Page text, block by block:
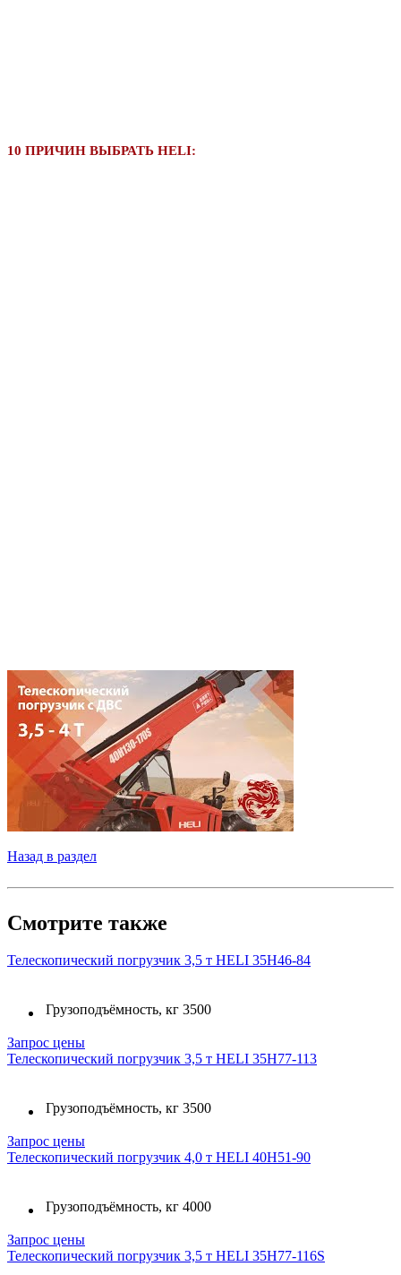
10 ПРИЧИН ВЫБРАТЬ HELI:
Назад в раздел
Смотрите также
Телескопический погрузчик 3,5 т HELI 35H46-84
Грузоподъёмность, кг 3500
Запрос цены
Телескопический погрузчик 3,5 т HELI 35H77-113
Грузоподъёмность, кг 3500
Запрос цены
Телескопический погрузчик 4,0 т HELI 40H51-90
Грузоподъёмность, кг 4000
Запрос цены
Телескопический погрузчик 3,5 т HELI 35H77-116S